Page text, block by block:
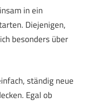
in ein
Diejenigen,
besonders über
ständig neue
Egal ob